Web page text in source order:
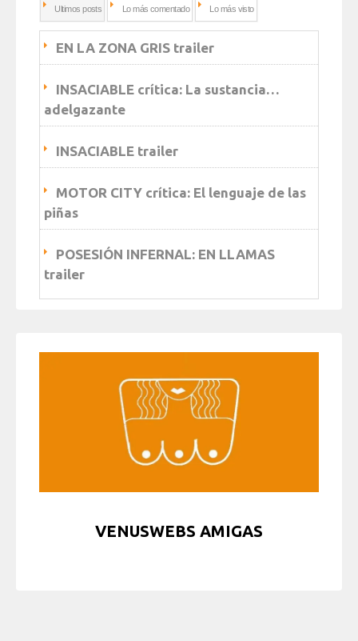
Ultimos posts Lo más comentado Lo más visto
EN LA ZONA GRIS trailer
INSACIABLE crítica: La sustancia…
adelgazante
INSACIABLE trailer
MOTOR CITY crítica: El lenguaje de las
piñas
POSESIÓN INFERNAL: EN LLAMAS
trailer
VENUSWEBS AMIGAS